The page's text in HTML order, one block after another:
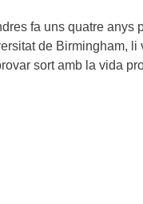
fa uns quatre anys
de Birmingham, li
sort amb la vida